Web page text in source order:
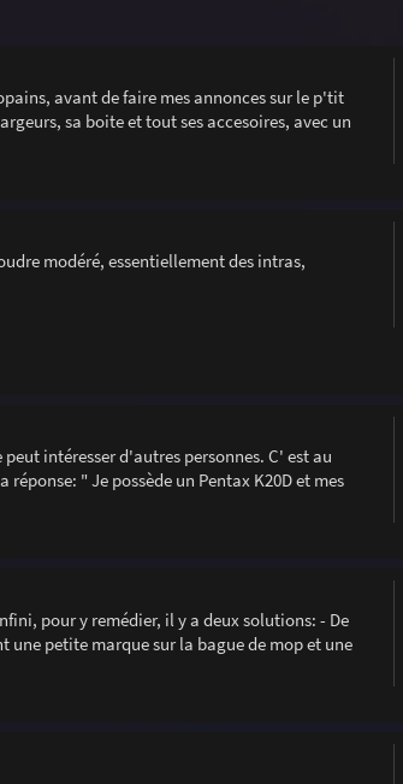
avant de faire mes annonces sur le p'tit
sa boite et tout ses accesoires, avec un
modéré, essentiellement des intras,
intéresser d'autres personnes. C' est au
" Je possède un Pentax K20D et mes
pour y remédier, il y a deux solutions: - De
petite marque sur la bague de mop et une